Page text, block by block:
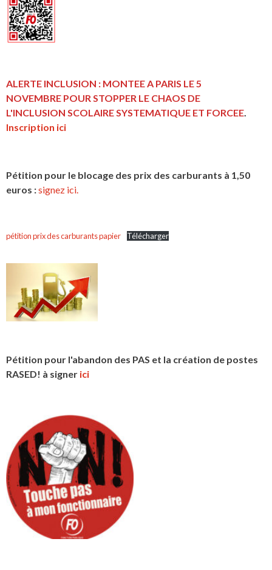
ALERTE INCLUSION : MONTEE A PARIS LE 5
NOVEMBRE POUR STOPPER LE CHAOS DE
L'INCLUSION SCOLAIRE SYSTEMATIQUE ET FORCEE
Inscription ici
Pétition pour le blocage des prix des carburants à 1,50
euros :signez ici.
pétition prix des carburants papier Télécharger
Pétition pour l'abandon des PAS et la création de postes
RASED! à signer ici